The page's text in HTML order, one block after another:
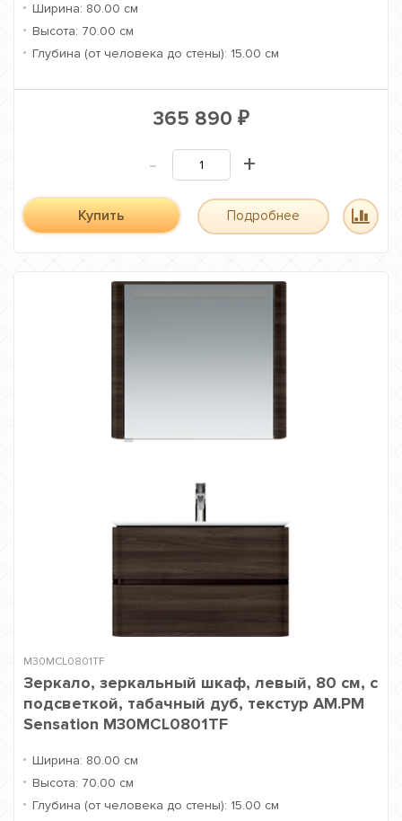
Ширина: 80.00 см
Высота: 70.00 см
Глубина (от человека до стены): 15.00 см
365 890 ₽
- +
Купить Подробнее
M30MCL0801TF
Зеркало, зеркальный шкаф, левый, 80 см, с
подсветкой, табачный дуб, текстур AM.PM
Sensation M30MCL0801TF
Ширина: 80.00 см
Высота: 70.00 см
Глубина (от человека до стены): 15.00 см